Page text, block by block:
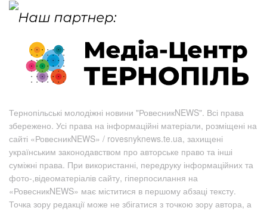
Тернопільські молодіжні новини "РовесникNEWS". Всі права
збережено. Усі права на інформаційні матеріали, розміщені на
сайті «РовесникNEWS» / rovesnyknews.te.ua, захищені
українським законодавством про авторське право та інші
суміжні права. При використанні, передруку інформаційних та
фото-,відеоматеріалів сайту, гіперпосилання на
«РовесникNEWS» має міститися в першому абзаці тексту.
Точка зору редакції може не збігатися з точкою зору автора, а